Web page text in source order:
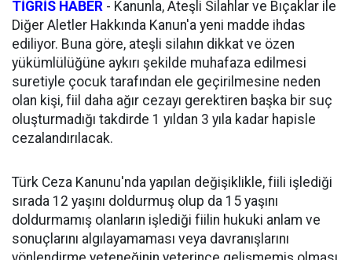
TİGRİS HABER - Kanunla, Ateşli Silahlar ve Bıçaklar ile
Diğer Aletler Hakkında Kanun'a yeni madde ihdas
ediliyor. Buna göre, ateşli silahın dikkat ve özen
yükümlülüğüne aykırı şekilde muhafaza edilmesi
suretiyle çocuk tarafından ele geçirilmesine neden
olan kişi, fiil daha ağır cezayı gerektiren başka bir suç
oluşturmadığı takdirde 1 yıldan 3 yıla kadar hapisle
cezalandırılacak.
Türk Ceza Kanunu'nda yapılan değişiklikle, fiili işlediği
sırada 12 yaşını doldurmuş olup da 15 yaşını
doldurmamış olanların işlediği fiilin hukuki anlam ve
sonuçlarını algılayamaması veya davranışlarını